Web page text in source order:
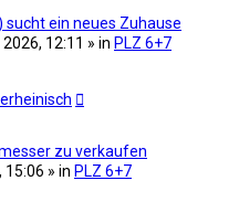
sucht ein neues Zuhause
12:11 » in PLZ 6+7
zu verkaufen
15:06 » in PLZ 6+7